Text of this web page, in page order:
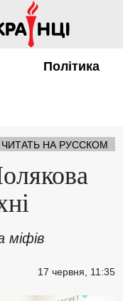
Політика
ЧИТАТЬ НА РУССКОМ
міфів
17 червня, 11:35